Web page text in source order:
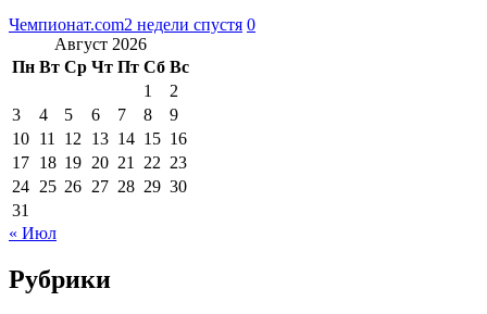
Чемпионат.com2 недели спустя 0
Август 2026
Пн Вт Ср Чт Пт Сб Вс
1
2
3
4 5 6 7 8
9
10 11 12 13 14 15 16
17 18 19 20 21 22 23
24 25 26 27 28 29 30
31
« Июл
Рубрики